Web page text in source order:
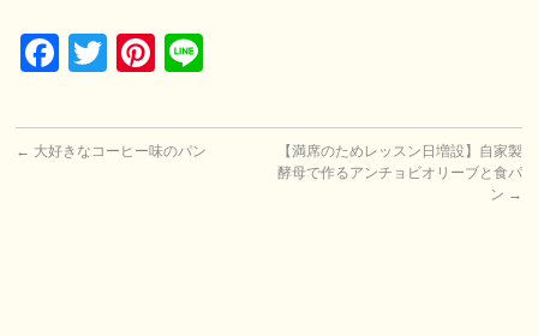
Facebook
TwitterPinterest
← 大好きなコーヒー味のパン
【満席のためレッスン日増設】自家製
酵母で作るアンチョビオリーブと食パ
ン →